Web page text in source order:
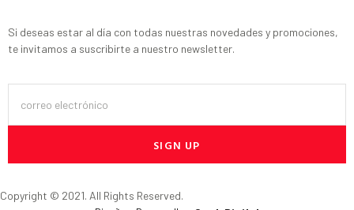
Si deseas estar al día con todas nuestras novedades y promociones,
te invitamos a suscribirte a nuestro newsletter.
SIGN UP
Copyright © 2021. All Rights Reserved.